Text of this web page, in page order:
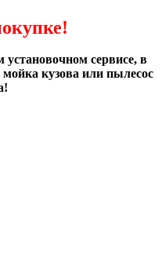
сервисе, в
кузова или пылесос